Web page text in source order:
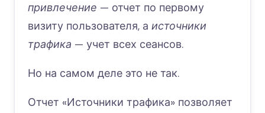
привлечение — отчет по первому
визиту пользователя, а источники
трафика — учет всех сеансов.
Но на самом деле это не так.
Отчет «Источники трафика» позволяет